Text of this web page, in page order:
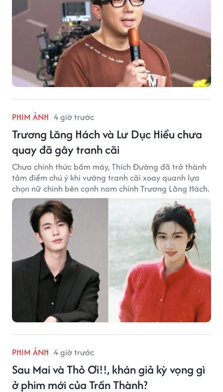
PHIM ẢNH 4 giờ trước
Trương Lăng Hách và Lư Dục Hiểu chưa
quay đã gây tranh cãi
Chưa chính thức bấm máy, Thích Đường đã trở thành
tâm điểm chú ý khi vướng tranh cãi xoay quanh lựa
chọn nữ chính bên cạnh nam chính Trương Lăng Hách.
PHIM ẢNH 4 giờ trước
Sau Mai và Thỏ Ơi!!, khán giả kỳ vọng gì
ở phim mới của Trấn Thành?